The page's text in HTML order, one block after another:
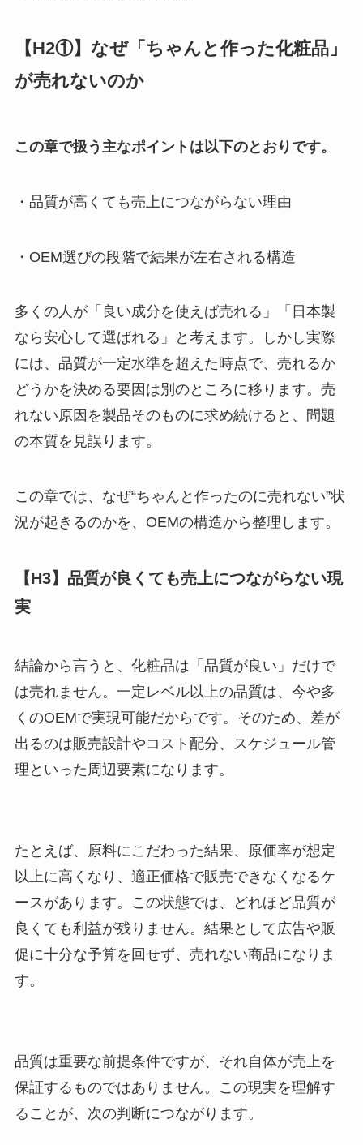
【H2①】なぜ「ちゃんと作った化粧品」
が売れないのか
この章で扱う主なポイントは以下のとおりです。
・品質が高くても売上につながらない理由
・OEM選びの段階で結果が左右される構造
多くの人が「良い成分を使えば売れる」「日本製
なら安心して選ばれる」と考えます。しかし実際
には、品質が一定水準を超えた時点で、売れるか
どうかを決める要因は別のところに移ります。売
れない原因を製品そのものに求め続けると、問題
の本質を見誤ります。
この章では、なぜ“ちゃんと作ったのに売れない”状
況が起きるのかを、OEMの構造から整理します。
【H3】品質が良くても売上につながらない現
実
結論から言うと、化粧品は「品質が良い」だけで
は売れません。一定レベル以上の品質は、今や多
くのOEMで実現可能だからです。そのため、差が
出るのは販売設計やコスト配分、スケジュール管
理といった周辺要素になります。
たとえば、原料にこだわった結果、原価率が想定
以上に高くなり、適正価格で販売できなくなるケ
ースがあります。この状態では、どれほど品質が
良くても利益が残りません。結果として広告や販
促に十分な予算を回せず、売れない商品になりま
す。
品質は重要な前提条件ですが、それ自体が売上を
保証するものではありません。この現実を理解す
ることが、次の判断につながります。